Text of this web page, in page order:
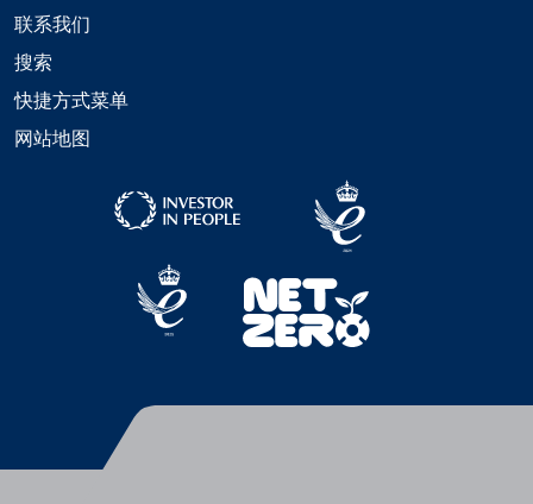
联系我们
搜索
快捷方式菜单
网站地图